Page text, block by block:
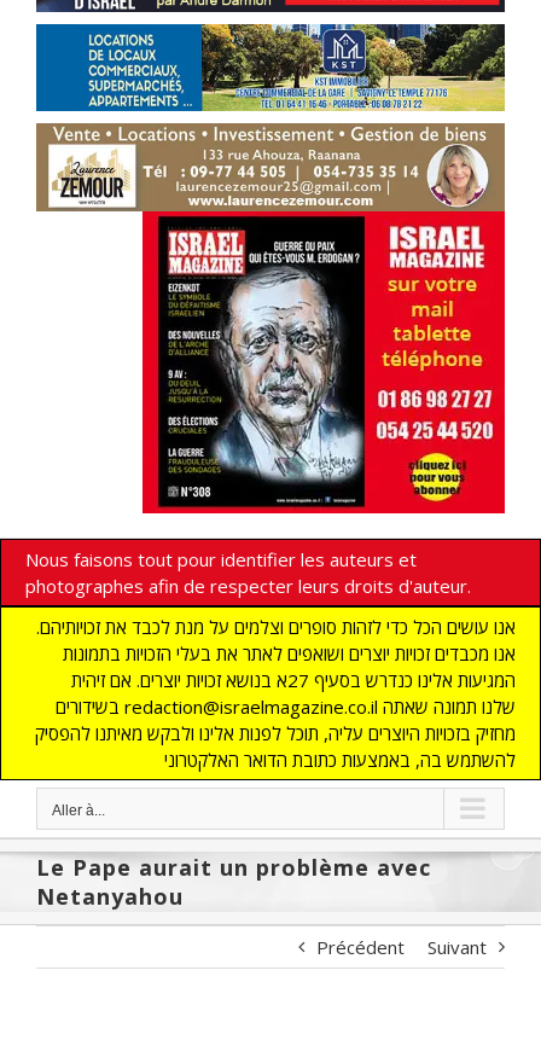
Nous faisons tout pour identifier les auteurs et
photographes afin de respecter leurs droits d'auteur.
אנו עושים הכל כדי לזהות סופרים וצלמים על מנת לכבד את זכויותיהם.
אנו מכבדים זכויות יוצרים ושואפים לאתר את בעלי הזכויות בתמונות
המגיעות אלינו כנדרש בסעיף 27א בנושא זכויות יוצרים. אם זיהית
בשידורים redaction@israelmagazine.co.il שלנו תמונה שאתה
מחזיק בזכויות היוצרים עליה, תוכל לפנות אלינו ולבקש מאיתנו להפסיק
להשתמש בה, באמצעות כתובת הדואר האלקטרוני
Aller à...
Le Pape aurait un problème avec
Netanyahou
Précédent Suivant